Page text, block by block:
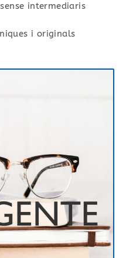
intermediaris
i originals